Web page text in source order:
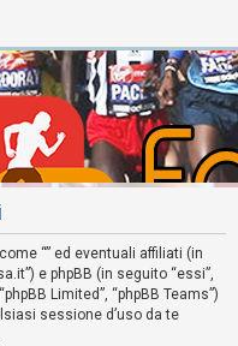
“” ed eventuali affiliati (in
e phpBB (in seguito “essi”,
Limited”, “phpBB Teams”)
sessione d’uso da te